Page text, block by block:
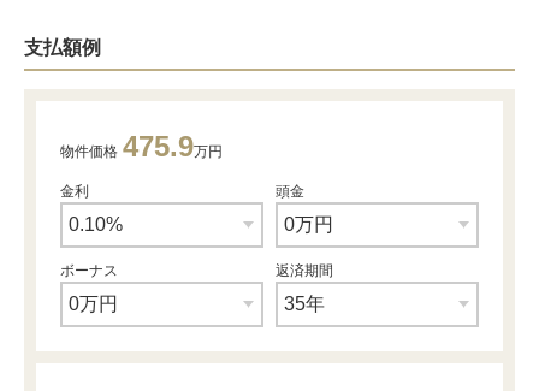
支払額例
物件価格 475.9万円
金利 頭金
ボーナス 返済期間